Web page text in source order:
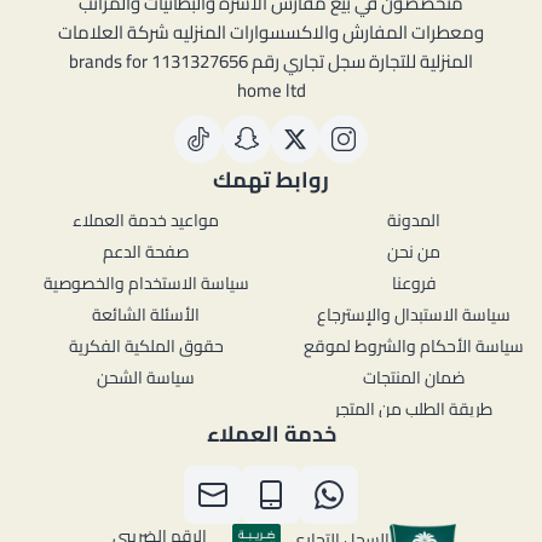
ومعطرات المفارش والاكسسوارات المنزليه شركة العلامات
المنزلية للتجارة سجل تجاري رقم 1131327656 brands for
home ltd
روابط تهمك
المدونة
من نحن
فروعنا
سياسة الاستبدال والإسترجاع
سياسة الأحكام والشروط لموقع
ضمان المنتجات
طريقة الطلب من المتجر
مواعيد خدمة العملاء
صفحة الدعم
سياسة الاستخدام والخصوصية
الأسئلة الشائعة
حقوق الملكية الفكرية
سياسة الشحن
خدمة العملاء